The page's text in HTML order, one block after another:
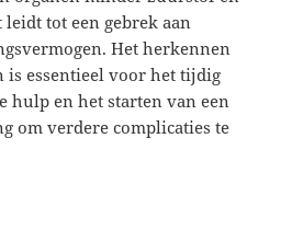
tot een gebrek aan
Het herkennen
is essentieel voor het tijdig
hulp en het starten van een
om verdere complicaties te